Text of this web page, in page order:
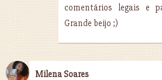
comentários legais e
Grande beijo ;)
Milena Soares